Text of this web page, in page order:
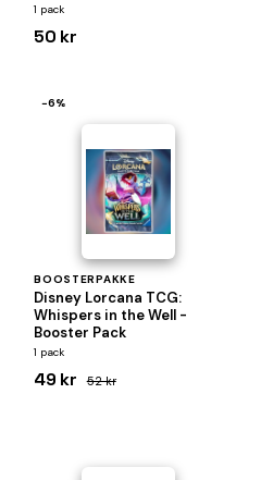
1 pack
50 kr
−6%
BOOSTERPAKKE
Disney Lorcana TCG:
Whispers in the Well -
Booster Pack
1 pack
49 kr 52 kr